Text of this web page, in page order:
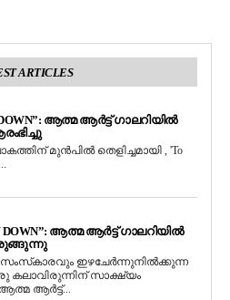
ARTICLES
DOWN”: ആത്മ ആർട്ട് ഗാലറിയിൽ
മുൻപിൽ തെളിച്ചമായി , 'To
DOWN”: ആത്മ ആർട്ട് ഗാലറിയിൽ
സംസ്‌കാരവും ഇഴചേർന്നുനിൽക്കുന്ന
കലാവിരുന്നിന് സാക്ഷ്യം
ആർട്ട്...